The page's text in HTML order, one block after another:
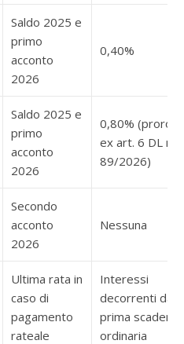
Saldo 2025 e
primo
acconto
2026
0,40%
Saldo 2025 e
primo
acconto
2026
0,80%
ex art. 6 DL n.
89/2026)
Secondo
acconto
2026
Nessuna
Ultima rata in
caso di
pagamento
rateale
Interessi
decorrenti dalla
prima scadenza
ordinaria